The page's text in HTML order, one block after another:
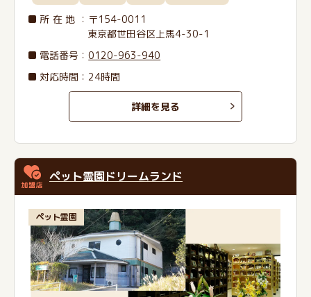
所在地 ：〒154-0011
東京都世田谷区上馬4-30-1
電話番号 ：0120-963-940
対応時間：24時間
詳細を見る
ペット霊園ドリームランド
ペット霊園